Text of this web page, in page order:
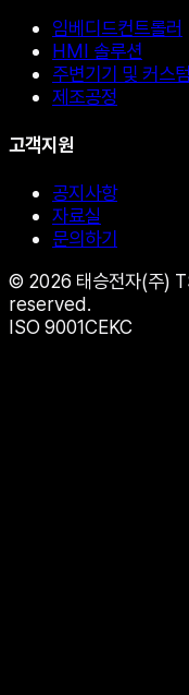
임베디드컨트롤러
HMI 솔루션
주변기기 및 커스텀
제조공정
고객지원
공지사항
자료실
문의하기
© 2026 태승전자(주)
reserved.
ISO 9001CEKC